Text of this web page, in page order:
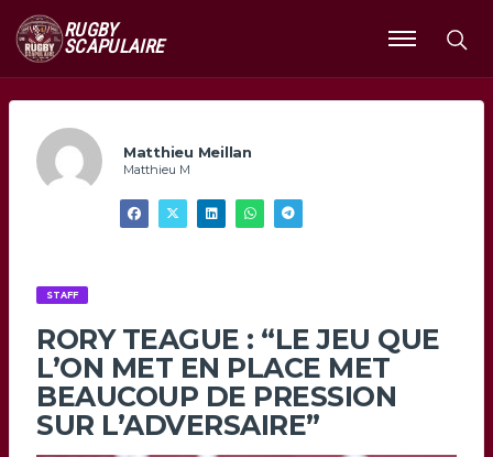
RUGBY
SCAPULAIRE
Ouvrir
le
Matthieu Meillan
Matthieu M
STAFF
RORY TEAGUE : “LE JEU QUE
L’ON MET EN PLACE MET
BEAUCOUP DE PRESSION
SUR L’ADVERSAIRE”